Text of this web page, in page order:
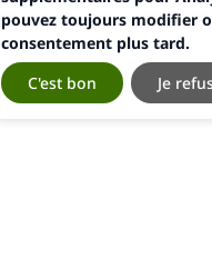
pouvez toujours modifier
consentement plus tard.
Je
C'est bon